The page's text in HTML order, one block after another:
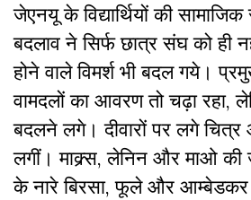
जेएनयू के विद्यार्थियों की
बदलाव ने सिर्फ छात्र संघ को ही
होने वाले विमर्श भी बदल गये।
वामदलों का आवरण तो चढ़ा रहा,
बदलने लगे। दीवारों पर लगे
लगीं। माक्र्स, लेनिन और माओ
के नारे बिरसा, फूले और